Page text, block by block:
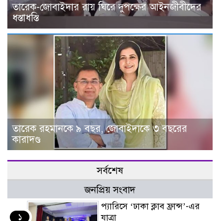
তারেক-জোবাইদার রায় ঘিরে দুপক্ষের আইনজীবীদের
ধস্তাধস্তি
তারেক রহমানকে ৯ বছর, জোবাইদাকে ৩ বছরের
কারাদণ্ড
সর্বশেষ
জনপ্রিয় সংবাদ
১
প্যারিসে ‘ঢাকা ক্লাব ফ্রান্স’-এর
যাত্রা